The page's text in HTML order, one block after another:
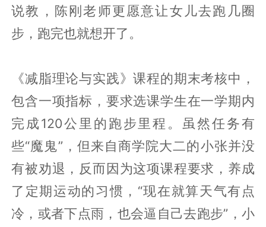
说教，陈刚老师更愿意让女儿去跑几圈
步，跑完也就想开了。
《减脂理论与实践》课程的期末考核中，
包含一项指标，要求选课学生在一学期内
完成120公里的跑步里程。虽然任务有
些“魔鬼”，但来自商学院大二的小张并没
有被劝退，反而因为这项课程要求，养成
了定期运动的习惯，“现在就算天气有点
冷，或者下点雨，也会逼自己去跑步”，小